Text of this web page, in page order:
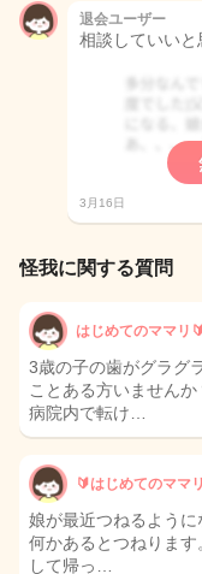
退会ユーザー
相談していいと
3月16日
怪我に関する質問
はじめてのママリ
3歳の子の歯がグラグ
ことある方いません
病院内で転け…
🔰はじめてのママリ
娘が最近つねるよう
何かあるとつねりま
して帰っ…